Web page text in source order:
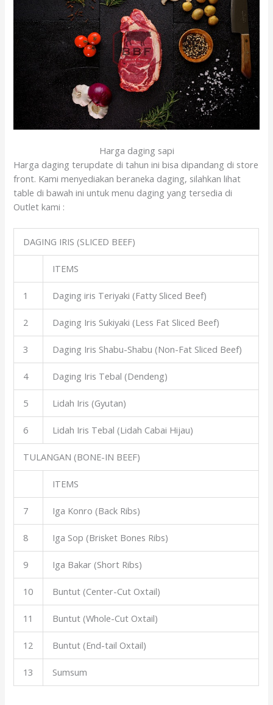
Harga daging sapi
Harga daging terupdate di tahun ini bisa dipandang di store
front. Kami menyediakan beraneka daging, silahkan lihat
table di bawah ini untuk menu daging yang tersedia di
Outlet kami :
DAGING IRIS (SLICED BEEF)
ITEMS
1 Daging iris Teriyaki (Fatty Sliced Beef)
2 Daging Iris Sukiyaki (Less Fat Sliced Beef)
3 Daging Iris Shabu-Shabu (Non-Fat Sliced Beef)
4 Daging Iris Tebal (Dendeng)
5 Lidah Iris (Gyutan)
6 Lidah Iris Tebal (Lidah Cabai Hijau)
TULANGAN (BONE-IN BEEF)
ITEMS
7 Iga Konro (Back Ribs)
8 Iga Sop (Brisket Bones Ribs)
9 Iga Bakar (Short Ribs)
10 Buntut (Center-Cut Oxtail)
11 Buntut (Whole-Cut Oxtail)
12 Buntut (End-tail Oxtail)
13 Sumsum